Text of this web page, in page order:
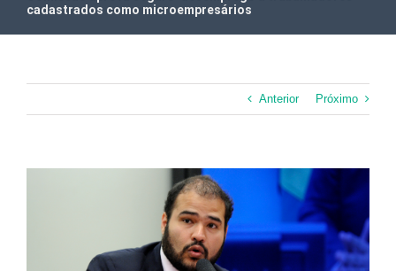
cadastrados como microempresários
Anterior Próximo